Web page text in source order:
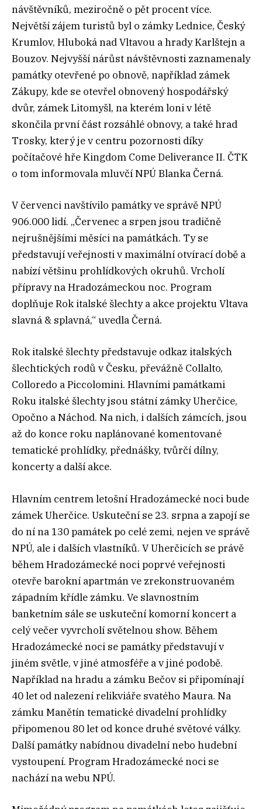
návštěvníků, meziročně o pět procent více.
Největší zájem turistů byl o zámky Lednice, Český
Krumlov, Hluboká nad Vltavou a hrady Karlštejn a
Bouzov. Nejvyšší nárůst návštěvnosti zaznamenaly
památky otevřené po obnově, například zámek
Zákupy, kde se otevřel obnovený hospodářský
dvůr, zámek Litomyšl, na kterém loni v létě
skončila první část rozsáhlé obnovy, a také hrad
Trosky, který je v centru pozornosti díky
počítačové hře Kingdom Come Deliverance II. ČTK
o tom informovala mluvčí NPÚ Blanka Černá.
V červenci navštívilo památky ve správě NPÚ
906.000 lidí. „Červenec a srpen jsou tradičně
nejrušnějšími měsíci na památkách. Ty se
představují veřejnosti v maximální otvírací době a
nabízí většinu prohlídkových okruhů. Vrcholí
přípravy na Hradozámeckou noc. Program
doplňuje Rok italské šlechty a akce projektu Vltava
slavná & splavná,“ uvedla Černá.
Rok italské šlechty představuje odkaz italských
šlechtických rodů v Česku, převážně Collalto,
Colloredo a Piccolomini. Hlavními památkami
Roku italské šlechty jsou státní zámky Uherčice,
Opočno a Náchod. Na nich, i dalších zámcích, jsou
až do konce roku naplánované komentované
tematické prohlídky, přednášky, tvůrčí dílny,
koncerty a další akce.
Hlavním centrem letošní Hradozámecké noci bude
zámek Uherčice. Uskuteční se 23. srpna a zapojí se
do ní na 130 památek po celé zemi, nejen ve správě
NPÚ, ale i dalších vlastníků. V Uherčicích se právě
během Hradozámecké noci poprvé veřejnosti
otevře barokní apartmán ve zrekonstruovaném
západním křídle zámku. Ve slavnostním
banketním sále se uskuteční komorní koncert a
celý večer vyvrcholí světelnou show. Během
Hradozámecké noci se památky představují v
jiném světle, v jiné atmosféře a v jiné podobě.
Například na hradu a zámku Bečov si připomínají
40 let od nalezení relikviáře svatého Maura. Na
zámku Manětín tematické divadelní prohlídky
připomenou 80 let od konce druhé světové války.
Další památky nabídnou divadelní nebo hudební
vystoupení. Program Hradozámecké noci se
nachází na webu NPÚ.